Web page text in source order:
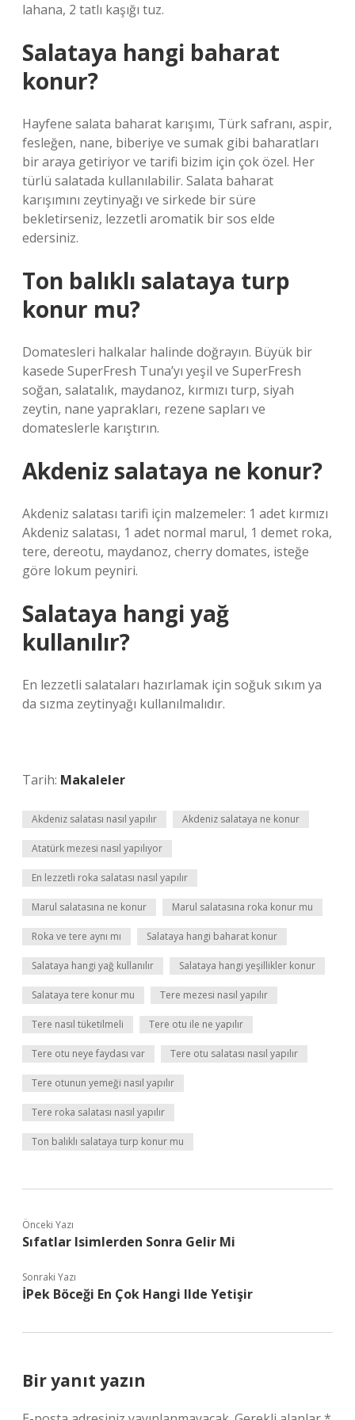
lahana, 2 tatlı kaşığı tuz.
Salataya hangi baharat
konur?
Hayfene salata baharat karışımı, Türk safranı, aspir,
fesleğen, nane, biberiye ve sumak gibi baharatları
bir araya getiriyor ve tarifi bizim için çok özel. Her
türlü salatada kullanılabilir. Salata baharat
karışımını zeytinyağı ve sirkede bir süre
bekletirseniz, lezzetli aromatik bir sos elde
edersiniz.
Ton balıklı salataya turp
konur mu?
Domatesleri halkalar halinde doğrayın. Büyük bir
kasede SuperFresh Tuna’yı yeşil ve SuperFresh
soğan, salatalık, maydanoz, kırmızı turp, siyah
zeytin, nane yaprakları, rezene sapları ve
domateslerle karıştırın.
Akdeniz salataya ne konur?
Akdeniz salatası tarifi için malzemeler: 1 adet kırmızı
Akdeniz salatası, 1 adet normal marul, 1 demet roka,
tere, dereotu, maydanoz, cherry domates, isteğe
göre lokum peyniri.
Salataya hangi yağ
kullanılır?
En lezzetli salataları hazırlamak için soğuk sıkım ya
da sızma zeytinyağı kullanılmalıdır.
Tarih: Makaleler
Akdeniz salatası nasıl yapılır Akdeniz salataya ne konur
Atatürk mezesi nasıl yapılıyor
En lezzetli roka salatası nasıl yapılır
Marul salatasına ne konur Marul salatasına roka konur mu
Roka ve tere aynı mı Salataya hangi baharat konur
Salataya hangi yağ kullanılır Salataya hangi yeşillikler konur
Salataya tere konur mu Tere mezesi nasıl yapılır
Tere nasıl tüketilmeli Tere otu ile ne yapılır
Tere otu neye faydası var Tere otu salatası nasıl yapılır
Tere otunun yemeği nasıl yapılır
Tere roka salatası nasıl yapılır
Ton balıklı salataya turp konur mu
Önceki Yazı
Sıfatlar Isimlerden Sonra Gelir Mi
Sonraki Yazı
İPek Böceği En Çok Hangi Ilde Yetişir
Bir yanıt yazın